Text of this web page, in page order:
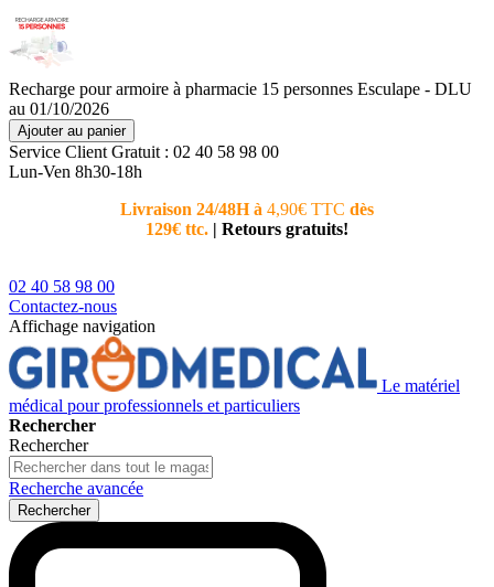
Recharge pour armoire à pharmacie 15 personnes Esculape - DLU
au 01/10/2026
Ajouter au panier
Service Client Gratuit : 02 40 58 98 00
Lun-Ven 8h30-18h
Livraison 24/48H à 4,90€ TTC dès
129€ ttc. | Retours gratuits!
02 40 58 98 00
Contactez-nous
Affichage navigation
Le matériel
médical pour professionnels et particuliers
Rechercher
Rechercher
Recherche avancée
Rechercher